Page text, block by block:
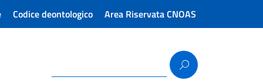
Codice deontologico Area Riservata CNOAS